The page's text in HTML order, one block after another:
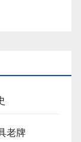
老牌